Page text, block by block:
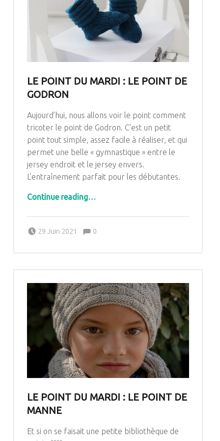
LE POINT DU MARDI : LE POINT DE
GODRON
Aujourd’hui, nous allons voir le point comment
tricoter le point de Godron. C’est un petit
point tout simple, assez facile à réaliser, et qui
permet une belle « gymnastique » entre le
jersey endroit et le jersey envers.
L’entraînement parfait pour les débutantes.
Continue reading“LE POINT DU MARDI : LE POINT DE GODRON”
…
29 Juin 2021
Pascale G&-BdC-WKF
Comments:0
LE POINT DU MARDI : LE POINT DE
MANNE
Et si on se faisait une petite bibliothèque de